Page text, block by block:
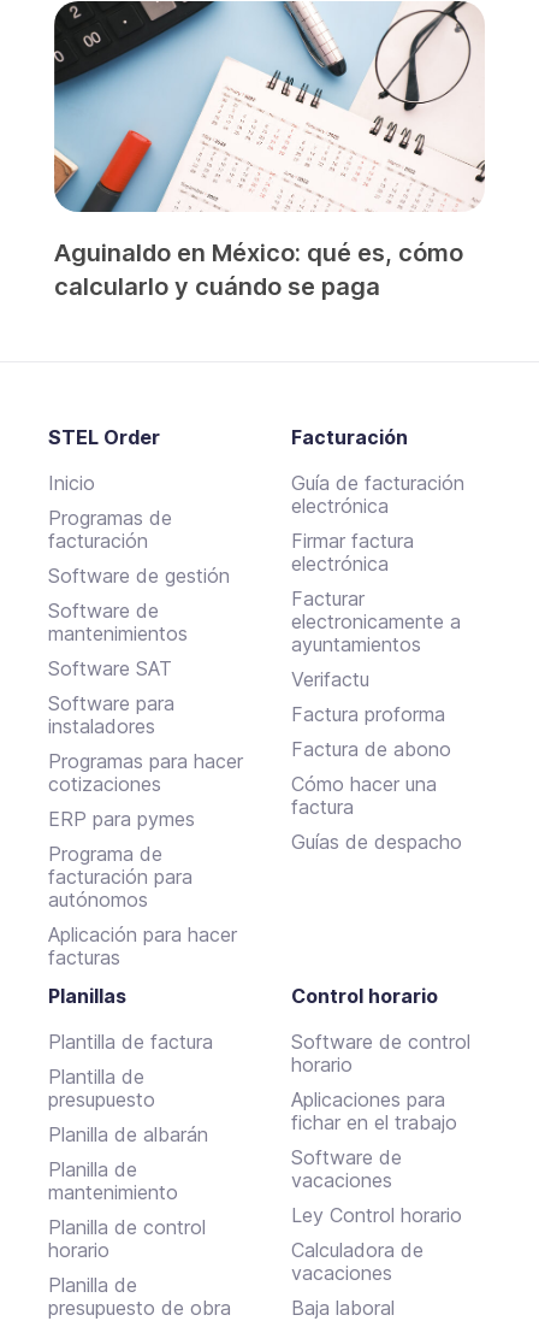
Aguinaldo en México: qué es, cómo
calcularlo y cuándo se paga
STEL Order
Inicio
Programas de
facturación
Software de gestión
Software de
mantenimientos
Software SAT
Software para
instaladores
Programas para hacer
cotizaciones
ERP para pymes
Programa de
facturación para
autónomos
Aplicación para hacer
facturas
Facturación
Guía de facturación
electrónica
Firmar factura
electrónica
Facturar
electronicamente a
ayuntamientos
Verifactu
Factura proforma
Factura de abono
Cómo hacer una
factura
Guías de despacho
Planillas
Plantilla de factura
Plantilla de
presupuesto
Planilla de albarán
Planilla de
mantenimiento
Planilla de control
horario
Planilla de
presupuesto de obra
Control horario
Software de control
horario
Aplicaciones para
fichar en el trabajo
Software de
vacaciones
Ley Control horario
Calculadora de
vacaciones
Baja laboral